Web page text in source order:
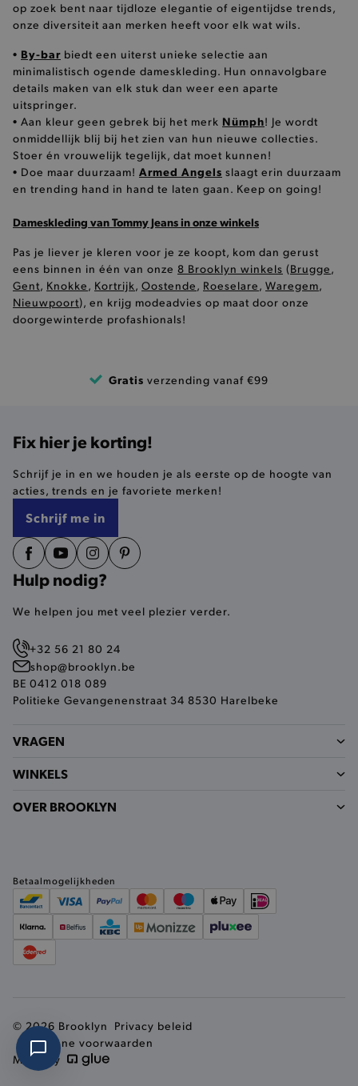
op zoek bent naar tijdloze elegantie of eigentijdse trends,
onze diversiteit aan merken heeft voor elk wat wils.
• By-bar biedt een uiterst unieke selectie aan
minimalistisch ogende dameskleding. Hun onnavolgbare
details maken van elk stuk dan weer een aparte
uitspringer.
• Aan kleur geen gebrek bij het merk Nümph! Je wordt
onmiddellijk blij bij het zien van hun nieuwe collecties.
Stoer én vrouwelijk tegelijk, dat moet kunnen!
• Doe maar duurzaam! Armed Angels slaagt erin duurzaam
en trending hand in hand te laten gaan. Keep on going!
Dameskleding van Tommy Jeans in onze winkels
Pas je liever je kleren voor je ze koopt, kom dan gerust
eens binnen in één van onze 8 Brooklyn winkels (Brugge ,
Gent, Knokke , Kortrijk, Oostende , Roeselare , Waregem,
Nieuwpoort), en krijg modeadvies op maat door onze
doorgewinterde profashionals!
Gratis verzending vanaf €99
Fix hier je korting!
Schrijf je in en we houden je als eerste op de hoogte van
acties, trends en je favoriete merken!
Schrijf me in
Hulp nodig?
We helpen jou met veel plezier verder.
+32 56 21 80 24
shop@brooklyn.be
BE 0412 018 089
Politieke Gevangenenstraat 34 8530 Harelbeke
VRAGEN
WINKELS
OVER BROOKLYN
Betaalmogelijkheden
© 2026 Brooklyn
Privacy beleid
Algemene voorwaarden
Made by
last_visited_store .www.brooklyn.be
__zlcmid
Zendesk Inc.
.brooklyn.be
Adobe Inc.
www.brooklyn.be
mage-messages
Adobe Inc.
www.brooklyn.be
CookieScriptConsent
recently_compared_product_previous
www.brooklyn.be
recently_viewed_product_previous